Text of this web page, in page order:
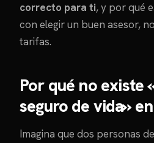
correcto para ti, y por qué
con elegir un buen asesor,
tarifas.
Por qué no existe
seguro de vida»
Imagina que dos personas